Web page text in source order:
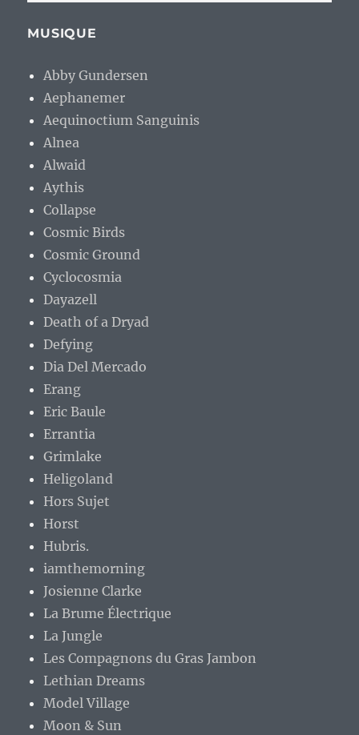
MUSIQUE
Abby Gundersen
Aephanemer
Aequinoctium Sanguinis
Alnea
Alwaid
Aythis
Collapse
Cosmic Birds
Cosmic Ground
Cyclocosmia
Dayazell
Death of a Dryad
Defying
Dia Del Mercado
Erang
Eric Baule
Errantia
Grimlake
Heligoland
Hors Sujet
Horst
Hubris.
iamthemorning
Josienne Clarke
La Brume Électrique
La Jungle
Les Compagnons du Gras Jambon
Lethian Dreams
Model Village
Moon & Sun